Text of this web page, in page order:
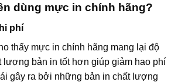
dùng mực in chính hãng?
phí
thấy mực in chính hãng mang lại độ
lượng bản in tốt hơn giúp giảm hao phí
gây ra bởi những bản in chất lượng